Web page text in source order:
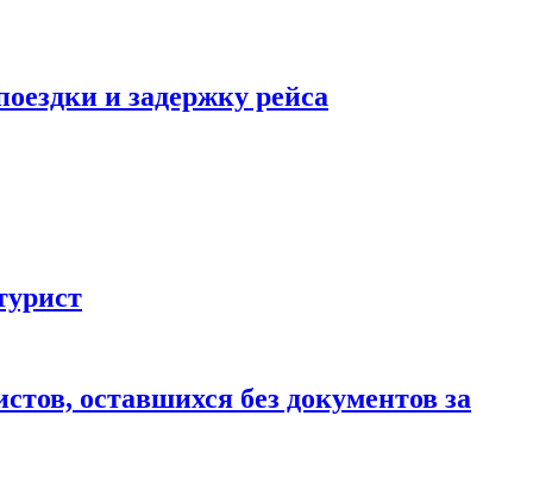
и задержку рейса
оставшихся без документов за